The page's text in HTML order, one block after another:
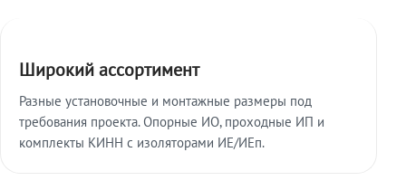
Широкий ассортимент
Разные установочные и монтажные размеры под
требования проекта. Опорные ИО, проходные ИП и
комплекты КИНН с изоляторами ИЕ/ИЕп.